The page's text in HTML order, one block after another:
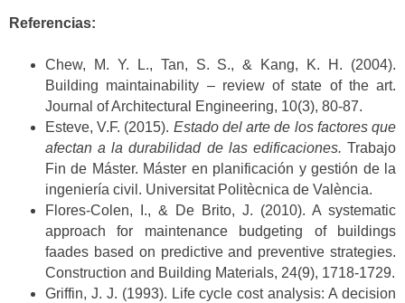
Referencias:
Chew, M. Y. L., Tan, S. S., & Kang, K. H. (2004).
Building maintainability – review of state of the art.
Journal of Architectural Engineering, 10(3), 80-87.
Esteve, V.F. (2015). Estado del arte de los factores que
afectan a la durabilidad de las edificaciones. Trabajo
Fin de Máster. Máster en planificación y gestión de la
ingeniería civil. Universitat Politècnica de València.
Flores-Colen, I., & De Brito, J. (2010). A systematic
approach for maintenance budgeting of buildings
faades based on predictive and preventive strategies.
Construction and Building Materials, 24(9), 1718-1729.
Griffin, J. J. (1993). Life cycle cost analysis: A decision